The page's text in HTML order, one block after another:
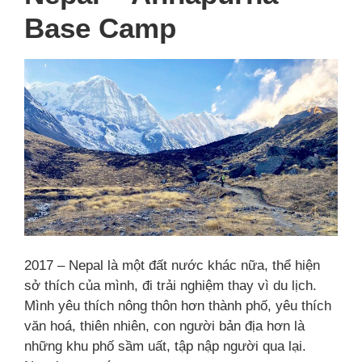
Base Camp
2017 – Nepal là một đất nước khác nữa, thể hiện
sở thích của mình, đi trải nghiệm thay vì du lịch.
Mình yêu thích nông thôn hơn thành phố, yêu thích
văn hoá, thiên nhiên, con người bản địa hơn là
những khu phố sầm uất, tập nập người qua lại.